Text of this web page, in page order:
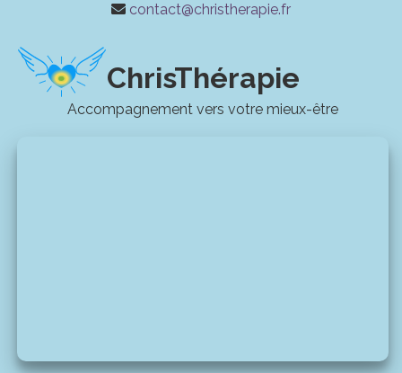
contact@christherapie.fr
ChrisThérapie
Accompagnement vers votre mieux-être